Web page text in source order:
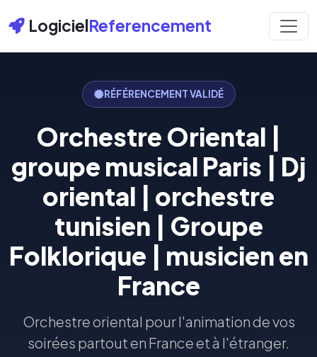
LogicielReferencement
RÉFÉRENCEMENT VALIDÉ
Orchestre Oriental |
groupe musical Paris | Dj
oriental | orchestre
tunisien | Groupe
Folklorique | musicien en
France
Orchestre oriental pour l'animation de vos
soirées partout en France et à l'étranger.